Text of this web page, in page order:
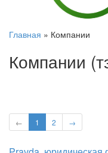
Главная » Компании
Компании
← 1 2 →